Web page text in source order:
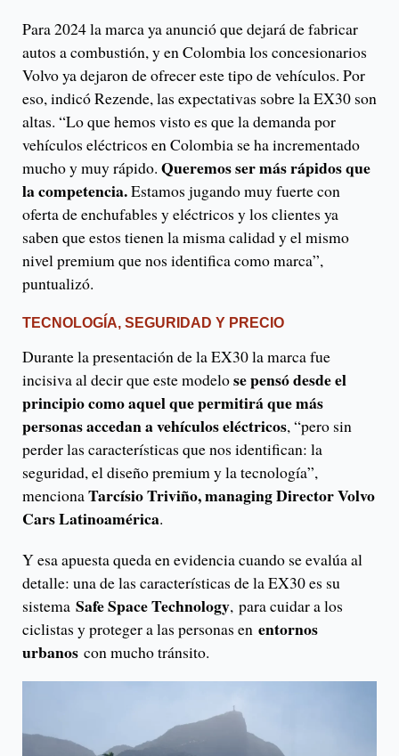
Para 2024 la marca ya anunció que dejará de fabricar
autos a combustión, y en Colombia los concesionarios
Volvo ya dejaron de ofrecer este tipo de vehículos. Por
eso, indicó Rezende, las expectativas sobre la EX30 son
altas. “Lo que hemos visto es que la demanda por
vehículos eléctricos en Colombia se ha incrementado
mucho y muy rápido. Queremos ser más rápidos que
la competencia.Estamos jugando muy fuerte con
oferta de enchufables y eléctricos y los clientes ya
saben que estos tienen la misma calidad y el mismo
nivel premium que nos identifica como marca”,
puntualizó.
TECNOLOGÍA, SEGURIDAD Y PRECIO
Durante la presentación de la EX30 la marca fue
incisiva al decir que este modelose pensó desde el
principio como aquel que permitirá que más
personas accedan a vehículos eléctricos, “pero sin
perder las características que nos identifican: la
seguridad, el diseño premium y la tecnología”,
mencionaTarcísio Triviño, managing Director Volvo
Cars Latinoamérica.
Y esa apuesta queda en evidencia cuando se evalúa al
detalle: una de las características de la EX30 es su
sistema Safe Space Technology, para cuidar a los
ciclistas y proteger a las personas en entornos
urbanos con mucho tránsito.